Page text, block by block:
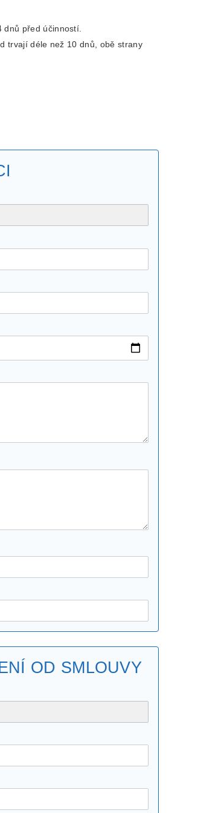
dnů před účinností.
trvají déle než 10 dnů, obě strany
OD SMLOUVY